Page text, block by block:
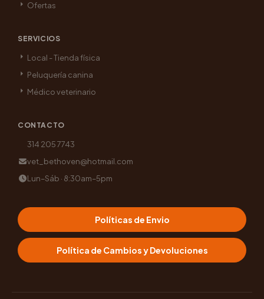
Ofertas
SERVICIOS
Local - Tienda física
Peluquería canina
Médico veterinario
CONTACTO
314 205 7743
vet_bethoven@hotmail.com
Lun–Sáb · 8:30am–5pm
Políticas de Envio
Política de Cambios y Devoluciones